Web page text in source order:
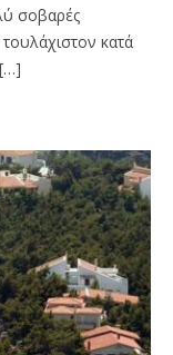
σοβαρές
κατά